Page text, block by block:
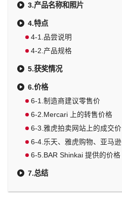
3.产品名称和照片
4.特点
4-1.品尝说明
4-2.产品规格
5.获奖情况
6.价格
6-1.制造商建议零售价
6-2.Mercari 上的转售价格
6-3.雅虎拍卖网站上的成交价
6-4.乐天、雅虎购物、亚马逊
6-5.BAR Shinkai 提供的价格
7.总结